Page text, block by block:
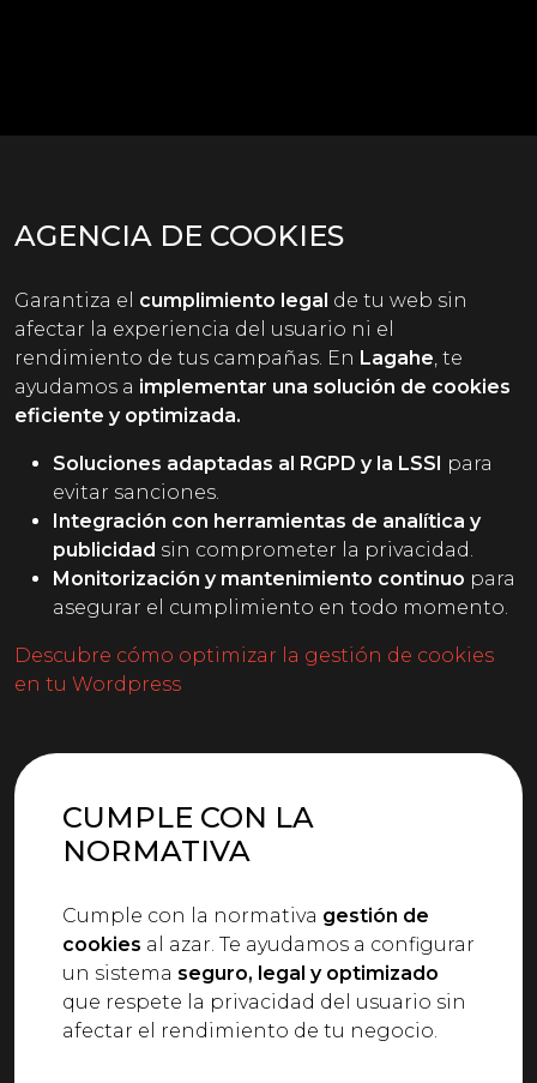
AGENCIA DE COOKIES
Garantiza el cumplimiento legal de tu web sin
afectar la experiencia del usuario ni el
rendimiento de tus campañas. En Lagahe, te
ayudamos a implementar una solución de cookies
eficiente y optimizada.
Soluciones adaptadas al RGPD y la LSSI
para
evitar sanciones.
Integración con herramientas de analítica y
publicidad sin comprometer la privacidad.
Monitorización y mantenimiento continuo para
asegurar el cumplimiento en todo momento.
Descubre cómo optimizar la gestión de cookies
en tu Wordpress
CUMPLE CON LA
NORMATIVA
Cumple con la normativa gestión de
cookies al azar. Te ayudamos a configurar
un sistema seguro, legal y optimizado
que respete la privacidad del usuario sin
afectar el rendimiento de tu negocio.